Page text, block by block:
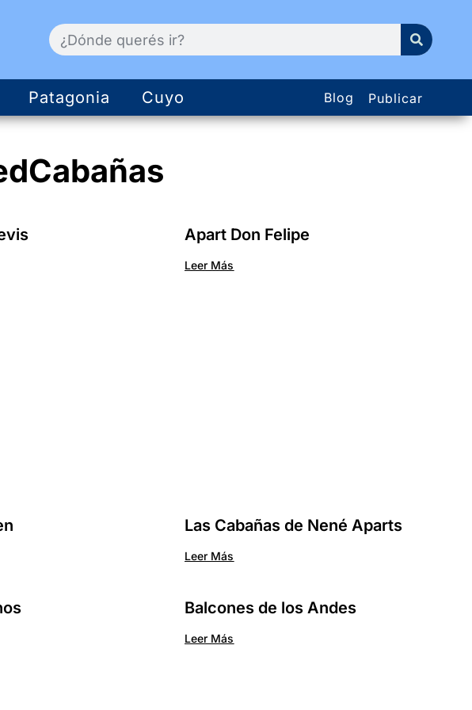
Patagonia Cuyo Blog Publicar
Apart Don Felipe
Leer Más
Las Cabañas de Nené Aparts
Leer Más
Balcones de los Andes
Leer Más